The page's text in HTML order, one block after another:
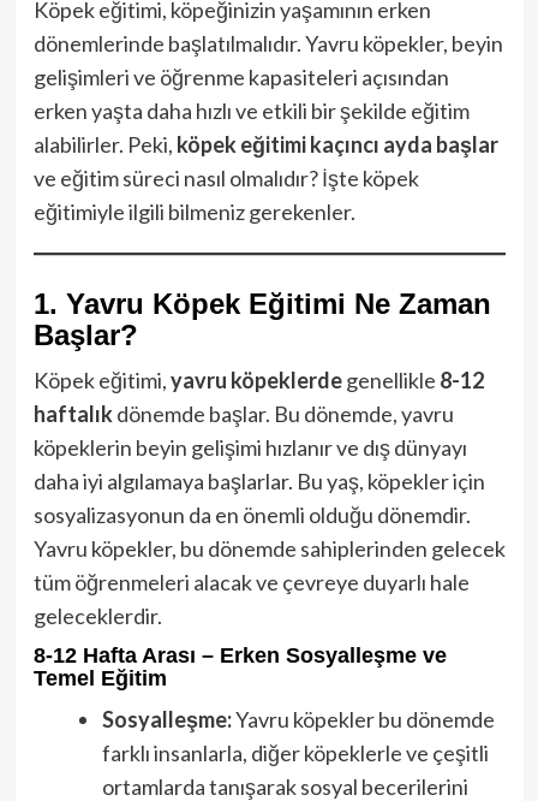
Köpek eğitimi, köpeğinizin yaşamının erken
dönemlerinde başlatılmalıdır. Yavru köpekler, beyin
gelişimleri ve öğrenme kapasiteleri açısından
erken yaşta daha hızlı ve etkili bir şekilde eğitim
alabilirler. Peki, köpek eğitimi kaçıncı ayda başlar
ve eğitim süreci nasıl olmalıdır? İşte köpek
eğitimiyle ilgili bilmeniz gerekenler.
1. Yavru Köpek Eğitimi Ne Zaman
Başlar?
Köpek eğitimi,yavru köpeklerdegenellikle 8-12
haftalıkdönemde başlar. Bu dönemde, yavru
köpeklerin beyin gelişimi hızlanır ve dış dünyayı
daha iyi algılamaya başlarlar. Bu yaş, köpekler için
sosyalizasyonun da en önemli olduğu dönemdir.
Yavru köpekler, bu dönemde sahiplerinden gelecek
tüm öğrenmeleri alacak ve çevreye duyarlı hale
geleceklerdir.
8-12 Hafta Arası – Erken Sosyalleşme ve
Temel Eğitim
Sosyalleşme:Yavru köpekler bu dönemde
farklı insanlarla, diğer köpeklerle ve çeşitli
ortamlarda tanışarak sosyal becerilerini